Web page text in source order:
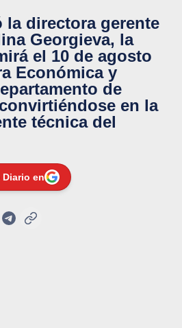
la directora gerente
Georgieva, la
el 10 de agosto
Económica y
de
en la
técnica del
Diario en